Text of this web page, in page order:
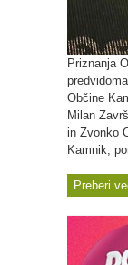
Priznanja
Občine
Milan
in Zvonko
Kamnik,
Preberi